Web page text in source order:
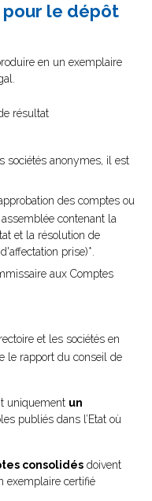
pour le dépôt
en un exemplaire
résultat
sociétés anonymes, il est
des comptes ou
contenant la
et la résolution de
prise)*.
aux Comptes
et les sociétés en
le rapport du conseil de
uniquement un
publiés dans l’Etat où
consolidés doivent
exemplaire certifié